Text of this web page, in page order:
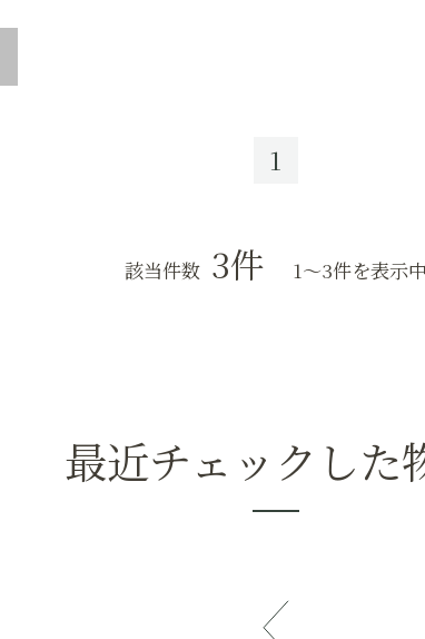
1
該当件数 3件 1〜3件を表示中
最近チェックした